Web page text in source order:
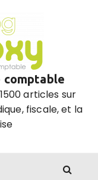
comptable
articles sur
fiscale, et la